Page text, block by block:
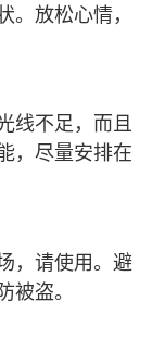
。放松心情，
线不足，而且
，尽量安排在
，请使用。避
被盗。